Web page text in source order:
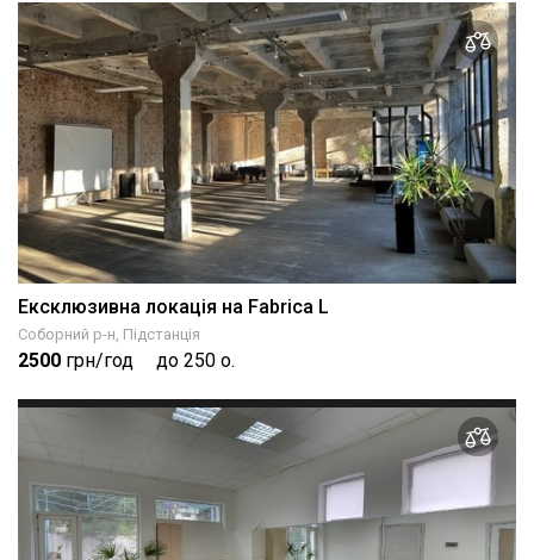
Ексклюзивна локація на Fabrica L
Соборний р-н, Підстанція
2500 грн/год до 250 о.